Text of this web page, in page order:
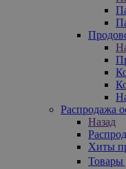
Распродажа
Назад
Хиты
Товары